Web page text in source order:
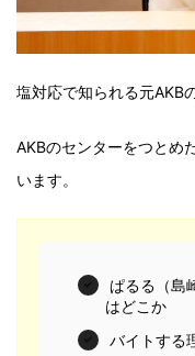
塩対応で知られる元AKB
AKBのセンターをつとめ
います。
ぱるる（島
はどこか
バイトする